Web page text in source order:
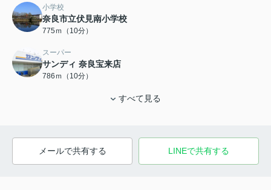
小学校
奈良市立伏見南小学校
775ｍ（10分）
スーパー
サンディ 奈良宝来店
786ｍ（10分）
すべて見る
メールで共有する LINEで共有する